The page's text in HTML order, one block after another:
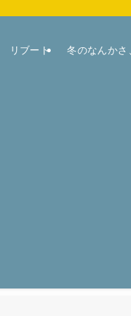
リブート 冬のなんかさ